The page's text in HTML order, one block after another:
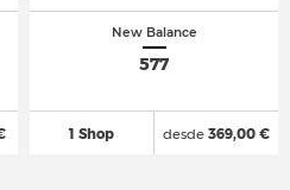
New Balance
577
1 Shop desde369,00 €